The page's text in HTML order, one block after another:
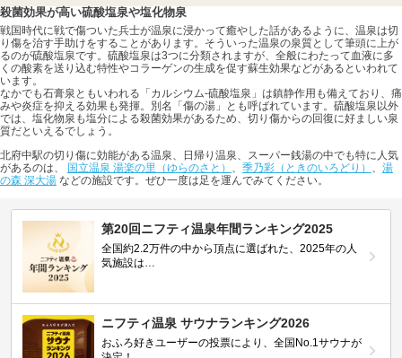
殺菌効果が高い硫酸塩泉や塩化物泉
戦国時代に戦で傷ついた兵士が温泉に浸かって癒やした話があるように、温泉は切
り傷を治す手助けをすることがあります。そういった温泉の泉質として筆頭に上が
るのが硫酸塩泉です。硫酸塩泉は3つに分類されますが、全般にわたって血液に多
くの酸素を送り込む特性やコラーゲンの生成を促す蘇生効果などがあるといわれて
います。
なかでも石膏泉ともいわれる「カルシウム-硫酸塩泉」は鎮静作用も備えており、痛
みや炎症を抑える効果も発揮。別名「傷の湯」とも呼ばれています。硫酸塩泉以外
では、塩化物泉も塩分による殺菌効果があるため、切り傷からの回復に好ましい泉
質だといえるでしょう。
北府中駅の切り傷に効能がある温泉、日帰り温泉、スーパー銭湯の中でも特に人気
があるのは、 国立温泉 湯楽の里（ゆらのさと） 、 季乃彩（ときのいろどり） 、 湯
の森 深大湯 などの施設です。ぜひ一度は足を運んでみてください。
第20回ニフティ温泉年間ランキング2025
全国約2.2万件の中から頂点に選ばれた、2025年の人
気施設は…
ニフティ温泉 サウナランキング2026
おふろ好きユーザーの投票により、全国No.1サウナが